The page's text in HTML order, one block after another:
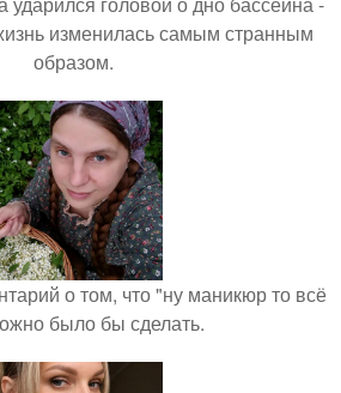
изменилась самым странным
образом.
о том, что "ну маникюр то всё
было бы сделать.